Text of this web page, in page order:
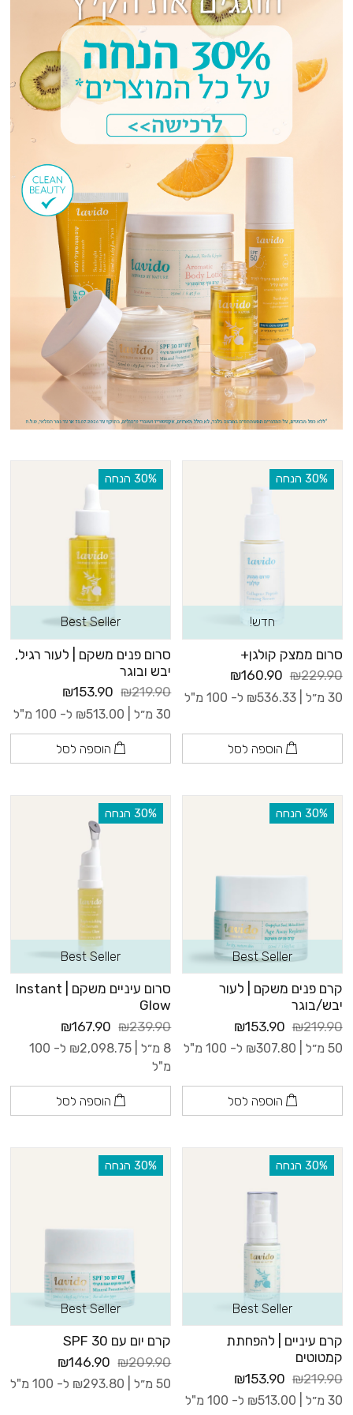
העור מנזקי השמש והיומיום.
טפחי את העור עם מסכת פנים, לניקוי עמוק והזנה
אינטנסיבית בין 2-3 פעמים בשבוע.
לבידו – מגוון של מוצרי טיפוח איכותיים,
טבעיים ואורגניים לעור הפנים
כדי שתוכלי לשמור על שגרת טיפוח אפקטיבית, לבידו מציעה לך
מבחר רחב של מוצרי טיפוח מומלצים לפנים, שישמרו על עור הפנים
שלך רך, נקי, חלק ורענן. בקטגוריה תמצאי מוצרי טיפוח שונים, שיעניקו
לעור שלך לחות והזנה עמוקה, תוך כדי הרגעה, מיצוק וחידוש של
העור. במידה ויש לך נטייה לפצעונים, תוכלי לבחור מוצרי פנים טיפוליים
עם רכיבים פעילים, כמו ג’ל או קרם פנים טיפולי. את מוזמנת לבחור
את המוצרים המתאימים לך ביותר, ולהזמין אותם מהאתר בקלות
ובנוחות. העור שלך יודה לך.
‫30% הנחה
חדש!
סרום ממצק קולגן+
₪229.90
₪160.90
30 מ״ל | ₪536.33 ל- 100 מ"ל
הוספה לסל
‫30% הנחה
Best Seller
סרום פנים משקם | לעור רגיל,
יבש ובוגר
₪219.90
₪153.90
30 מ״ל | ₪513.00 ל- 100 מ"ל
הוספה לסל
‫30% הנחה
Best Seller
קרם פנים משקם | לעור
יבש/בוגר
₪219.90
₪153.90
50 מ״ל | ₪307.80 ל- 100 מ"ל
הוספה לסל
‫30% הנחה
Best Seller
סרום עיניים משקם | Instant
Glow
₪239.90
₪167.90
8 מ״ל | ₪2,098.75
ל- 100
מ"ל
הוספה לסל
‫30% הנחה
Best Seller
קרם עיניים | להפחתת
קמטוטים
₪219.90
₪153.90
30 מ״ל | ₪513.00 ל- 100 מ"ל
‫30% הנחה
Best Seller
קרם יום עם 30 SPF
₪209.90
₪146.90
50 מ״ל | ₪293.80 ל- 100 מ"ל